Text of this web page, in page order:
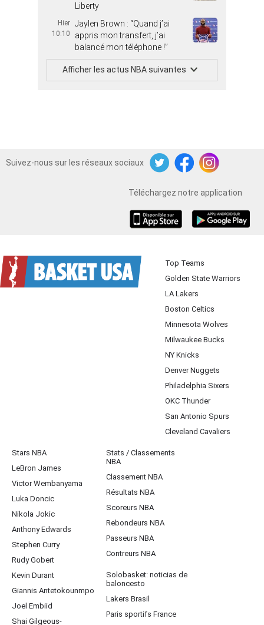
Liberty
Hier
10:10
Jaylen Brown : “Quand j’ai
appris mon transfert, j’ai
balancé mon téléphone !”
Afficher les actus NBA suivantes
Suivez-nous sur les réseaux sociaux
TwitterFacebookInstagram
Téléchargez notre application
Top Teams
Golden State Warriors
LA Lakers
Boston Celtics
Minnesota Wolves
Milwaukee Bucks
NY Knicks
Denver Nuggets
Philadelphia Sixers
OKC Thunder
San Antonio Spurs
Cleveland Cavaliers
Stars NBA
LeBron James
Victor Wembanyama
Luka Doncic
Nikola Jokic
Anthony Edwards
Stephen Curry
Rudy Gobert
Kevin Durant
Giannis Antetokounmpo
Joel Embiid
Shai Gilgeous-
Stats / Classements
NBA
Classement NBA
Résultats NBA
Scoreurs NBA
Rebondeurs NBA
Passeurs NBA
Contreurs NBA
Solobasket: noticias de
baloncesto
Lakers Brasil
Paris sportifs France